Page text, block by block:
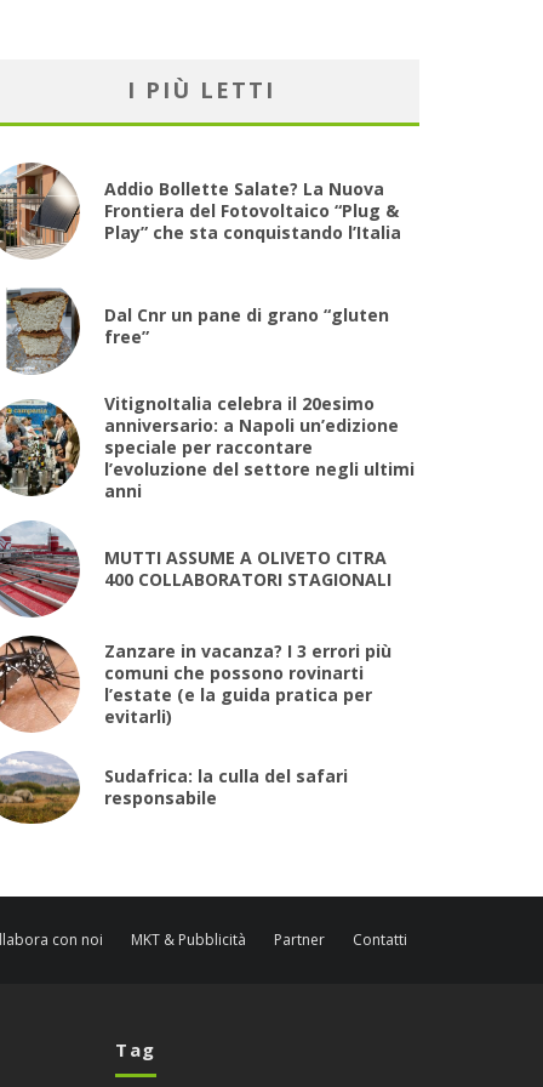
I PIÙ LETTI
Addio Bollette Salate? La Nuova
Frontiera del Fotovoltaico “Plug &
Play” che sta conquistando l’Italia
Dal Cnr un pane di grano “gluten
free”
VitignoItalia celebra il 20esimo
anniversario: a Napoli un’edizione
speciale per raccontare
l’evoluzione del settore negli ultimi
anni
MUTTI ASSUME A OLIVETO CITRA
400 COLLABORATORI STAGIONALI
Zanzare in vacanza? I 3 errori più
comuni che possono rovinarti
l’estate (e la guida pratica per
evitarli)
Sudafrica: la culla del safari
responsabile
con noi MKT & Pubblicità Partner Contatti
Tag